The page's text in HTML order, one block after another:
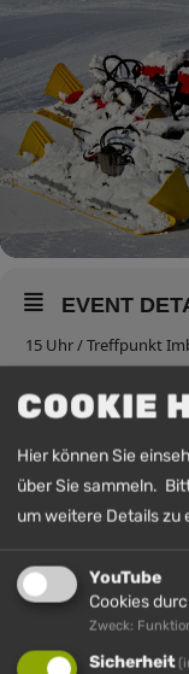
EVENT
15 Uhr / Treffpunkt
UHRZEIT
15. Januar 2026
COOKIE
Hier können Sie
über Sie sammeln.
um weitere Details zu
YouTube
Cookies
Zweck:
Sicherheit